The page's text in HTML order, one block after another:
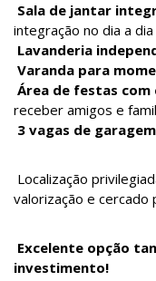
Sala de jantar
integração no dia a dia
Lavanderia
Varanda para
Área de festas com
receber amigos e
3 vagas de garagem
Localização
valorização e cercado
Excelente opção
investimento!